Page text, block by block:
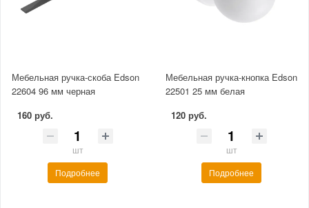
Мебельная ручка-скоба Edson
22604 96 мм черная
160 руб.
шт
Подробнее
Мебельная ручка-кнопка Edson
22501 25 мм белая
120 руб.
шт
Подробнее